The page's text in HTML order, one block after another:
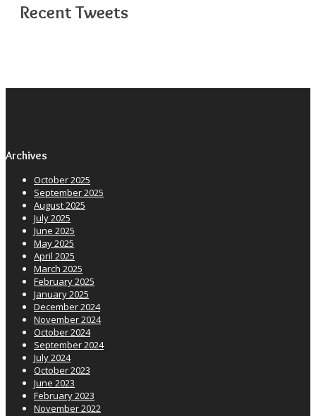
Recent Tweets
Archives
October 2025
September 2025
August 2025
July 2025
June 2025
May 2025
April 2025
March 2025
February 2025
January 2025
December 2024
November 2024
October 2024
September 2024
July 2024
October 2023
June 2023
February 2023
November 2022